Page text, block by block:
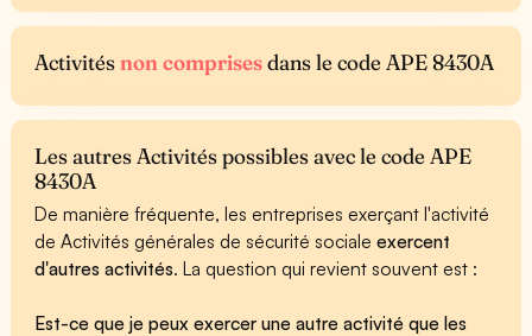
Activitésnon comprisesdans le code APE 8430A
Les autres Activités possibles avec le code APE
8430A
De manière fréquente, les entreprises exerçant l'activité
de Activités générales de sécurité socialeexercent
d'autres activités. La question qui revient souvent est :
Est-ce que je peux exercer une autre activité que les